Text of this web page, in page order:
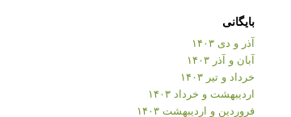
بایگانی
آذر و دی ۱۴۰۳
آبان و آذر ۱۴۰۳
خرداد و تیر ۱۴۰۳
اردیبهشت و خرداد ۱۴۰۳
فروردین و اردیبهشت ۱۴۰۳